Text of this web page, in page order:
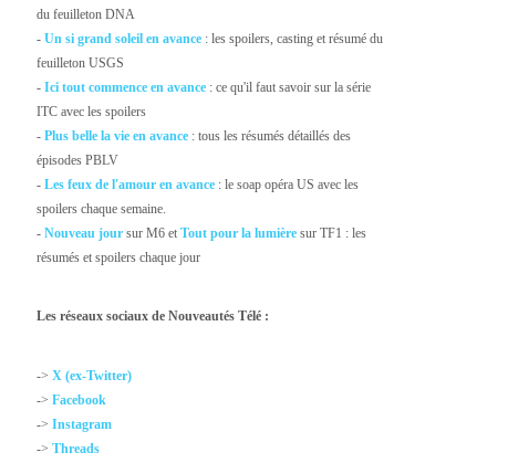
du feuilleton DNA
-Un si grand soleil en avance : les spoilers, casting et résumé du
feuilleton USGS
-Ici tout commence en avance : ce qu'il faut savoir sur la série
ITC avec les spoilers
- Plus belle la vie en avance : tous les résumés détaillés des
épisodes PBLV
-Les feux de l'amour en avance : le soap opéra US avec les
spoilers chaque semaine.
-Nouveau jour sur M6 etTout pour la lumière sur TF1 : les
résumés et spoilers chaque jour
Les réseaux sociaux de Nouveautés Télé :
->X (ex-Twitter)
->Facebook
->Instagram
->Threads